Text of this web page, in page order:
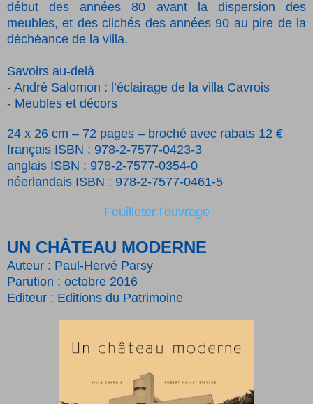
début des années 80 avant la dispersion des
meubles, et des clichés des années 90 au pire de la
déchéance de la villa.
Savoirs au-delà
-­ André Salomon : l’éclairage de la villa Cavrois
-­ Meubles et décors
24 x 26 cm – 72 pages – broché avec rabats 12 €
français ISBN : 978-2-7577-0423-3
anglais ISBN : 978-2-7577-0354-0
néerlandais ISBN : 978-2-7577-0461-5
Feuilleter l'ouvrage
UN CHÂTEAU MODERNE
Auteur : Paul-Hervé Parsy
Parution : octobre 2016
Editeur : Editions du Patrimoine